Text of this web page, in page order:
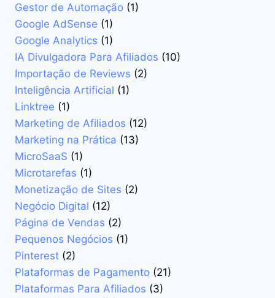
Gestor de Automação (1)
Google AdSense (1)
Google Analytics (1)
IA Divulgadora Para Afiliados (10)
Importação de Reviews (2)
Inteligência Artificial (1)
Linktree (1)
Marketing de Afiliados (12)
Marketing na Prática (13)
MicroSaaS (1)
Microtarefas (1)
Monetização de Sites (2)
Negócio Digital (12)
Página de Vendas (2)
Pequenos Negócios (1)
Pinterest (2)
Plataformas de Pagamento (21)
Plataformas Para Afiliados (3)